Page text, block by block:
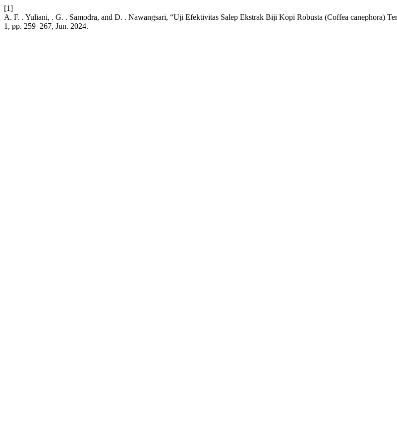
[1]
A. F. . Yuliani, . G. . Samodra, and D. . Nawangsari, “Uji Efektivitas Salep Ekstrak Biji Kopi Robusta (Coffea canephora)
1, pp. 259–267, Jun. 2024.